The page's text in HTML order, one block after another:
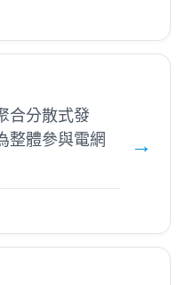
合分散式發
整體參與電網